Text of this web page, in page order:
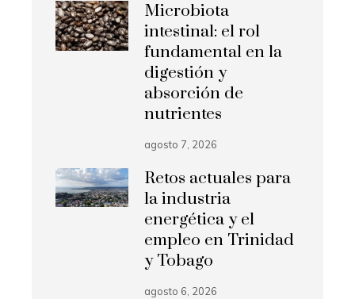
Microbiota
intestinal: el rol
fundamental en la
digestión y
absorción de
nutrientes
agosto 7, 2026
Retos actuales para
la industria
energética y el
empleo en Trinidad
y Tobago
agosto 6, 2026